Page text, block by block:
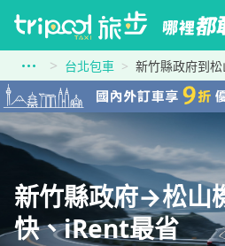
台北包車 新竹縣政府到
新竹縣政府→松山
快、iRent最省